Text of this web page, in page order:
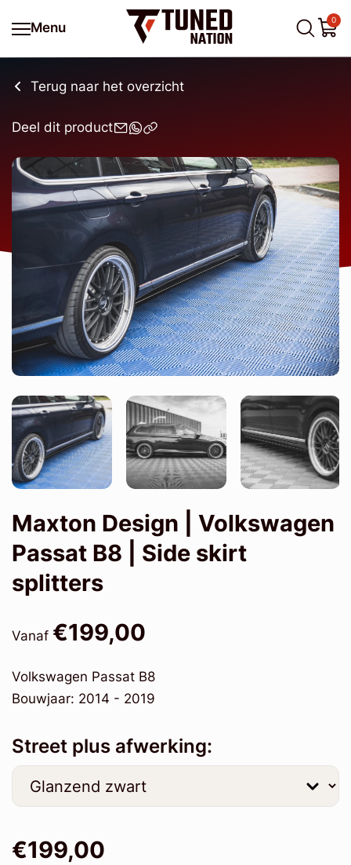
Menu
0
Terug naar het overzicht
Deel dit product
Maxton Design | Volkswagen
Passat B8 | Side skirt
splitters
Vanaf €199,00
Volkswagen Passat B8
Bouwjaar: 2014 - 2019
Street plus afwerking:
€199,00